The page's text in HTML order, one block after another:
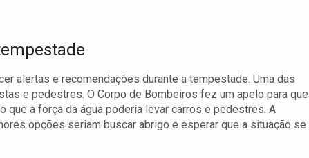
alertas e recomendações durante a tempestade. Uma das
e pedestres. O Corpo de Bombeiros fez um apelo para
a força da água poderia levar carros e pedestres. A
opções seriam buscar abrigo e esperar que a situação se